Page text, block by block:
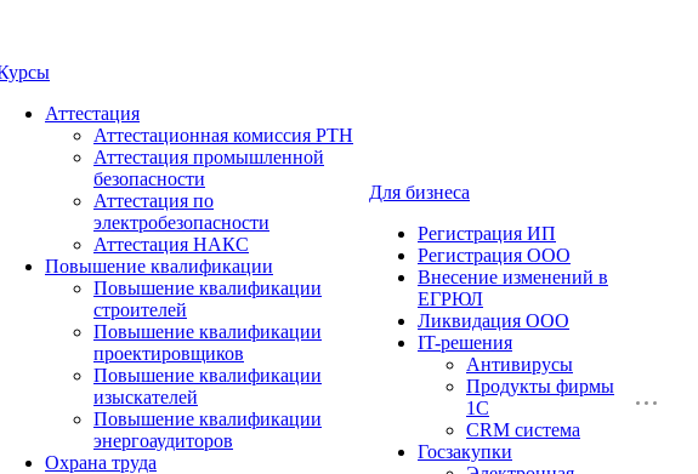
Аттестация
Аттестационная комиссия РТН
Аттестация промышленной
безопасности
Аттестация по
электробезопасности
Аттестация НАКС
Повышение квалификации
Повышение квалификации
строителей
Повышение квалификации
проектировщиков
Повышение квалификации
изыскателей
Повышение квалификации
энергоаудиторов
Охрана труда
Для бизнеса
Регистрация ИП
Регистрация ООО
Внесение изменений в
ЕГРЮЛ
Ликвидация ООО
IT-решения
Антивирусы
Продукты фирмы
1C
CRM система
Госзакупки